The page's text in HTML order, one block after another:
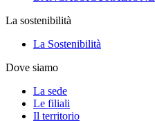
La sostenibilità
La Sostenibilità
Dove siamo
La sede
Le filiali
Il territorio